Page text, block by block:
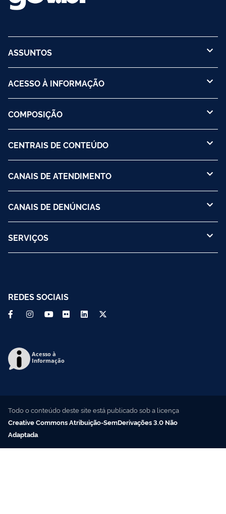
ASSUNTOS
ACESSO À INFORMAÇÃO
COMPOSIÇÃO
CENTRAIS DE CONTEÚDO
CANAIS DE ATENDIMENTO
CANAIS DE DENÚNCIAS
SERVIÇOS
REDES SOCIAIS
Acesso à
Informação
Todo o conteúdo deste site está publicado sob a licença
Creative Commons Atribuição-SemDerivações 3.0 Não
Adaptada